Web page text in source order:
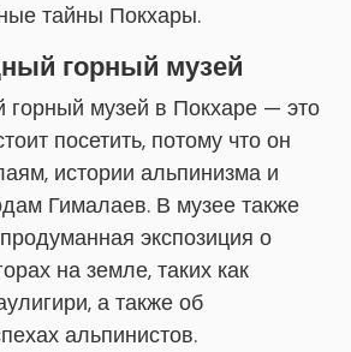
тайны Покхары.
горный музей
музей в Покхаре — это
посетить, потому что он
истории альпинизма и
Гималаев. В музее также
экспозиция о
на земле, таких как
а также об
альпинистов.